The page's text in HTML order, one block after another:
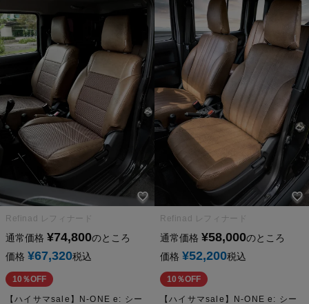
Refinad レフィナード
通常価格 ¥74,800のところ
価格 ¥67,320税込
10％OFF
【ハイサマsale】N-ONE e: シー
Refinad レフィナード
通常価格 ¥58,000のところ
価格 ¥52,200税込
10％OFF
【ハイサマsale】N-ONE e: シー